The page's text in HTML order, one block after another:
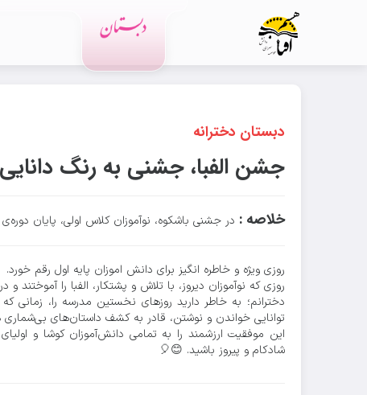
دبستان دخترانه
جشن الفبا، جشنی به رنگ
خلاصه : در جشنی باشکوه، نوآموزان کلاس اولی، پایان
روزی ویژه و خاطره انگیز برای دانش اموزان پایه اول رقم خورد.
روزی که نوآموزان دیروز، با تلاش و پشتکار، الفبا را
دخترانم؛ به خاطر دارید روزهای نخستین مدرسه را،
توانایی خواندن و نوشتن، قادر به کشف داستان‌های
این موفقیت ارزشمند را به تمامی دانش‌آموزان کوشا و
شادکام و پیروز باشید. 😊🎈